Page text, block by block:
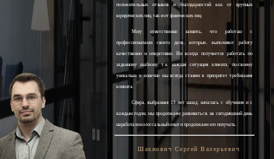
положительных отзывов и благодарностей как от крупных
юридических лиц, так и от физических лиц.
Могу ответственно заявить, что работаю с
профессионалами своего дела, которые, выполняют работу
качественно и оперативно. Ни всегда получается работать по
заданному шаблону, т.к. каждая ситуация клиента, по-своему
уникальна и конечно мы всегда ставим в приоритет требования
клиента.
Сфера, выбранная 15 лет назад, началась с обучения и с
каждым годом, мы продолжаем развиваться, на сегодняшний день
наработали колоссальный опыт и продолжаем его получать.
Шахнович Сергей Валерьевич